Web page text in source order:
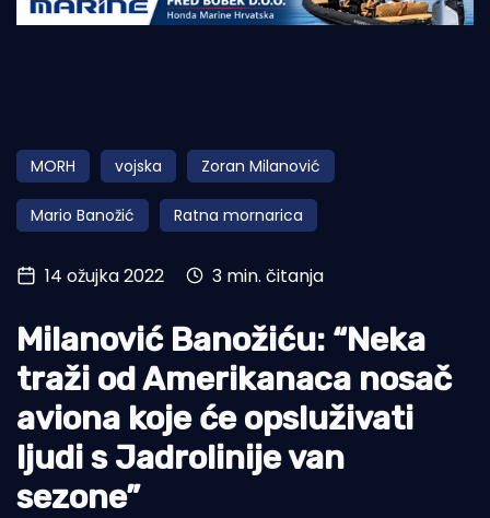
Obala
Otoci
Turizam i nautika
Pomorstvo
Ribolov
Ekologija
Tradicija i kultura
MORH vojska Zoran Milanović
Mario Banožić Ratna mornarica
14 ožujka 2022 3 min. čitanja
Milanović Banožiću: “Neka
traži od Amerikanaca nosač
aviona koje će opsluživati
ljudi s Jadrolinije van
sezone”